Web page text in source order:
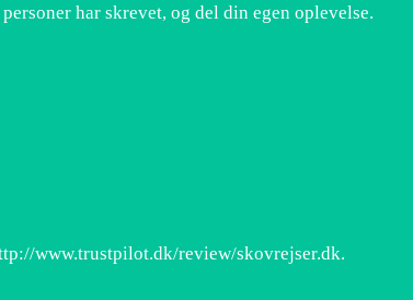
har skrevet, og del din egen oplevelse.
www.trustpilot.dk/review/skovrejser.dk.